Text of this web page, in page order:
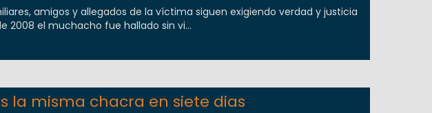
amigos y allegados de la víctima siguen exigiendo verdad y justicia
2008 el muchacho fue hallado sin vi...
la misma chacra en siete dias